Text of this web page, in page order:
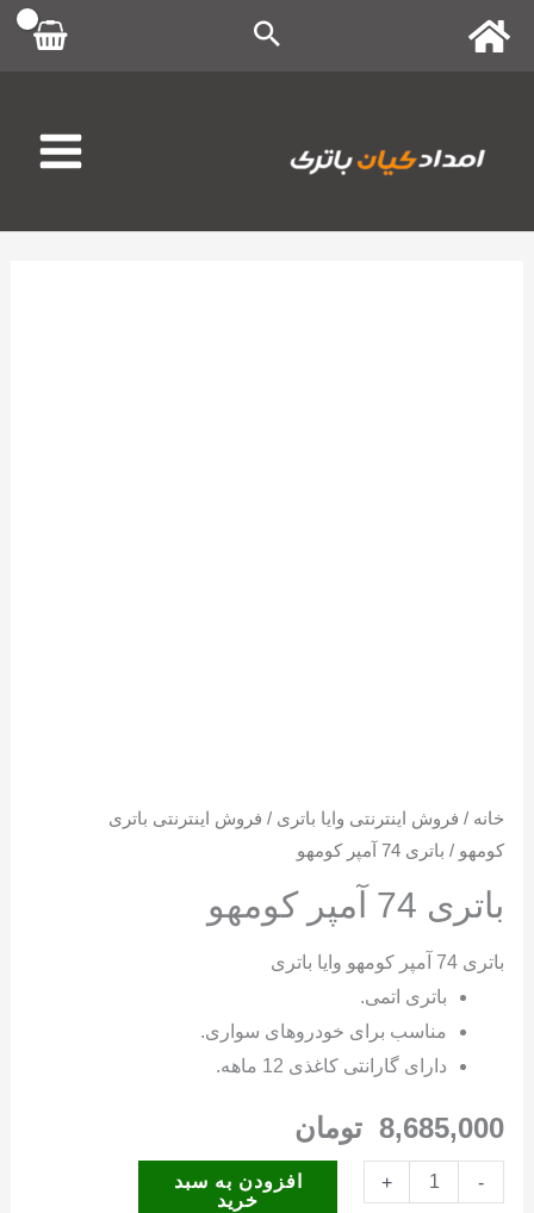
پرش
خانه / فروش اینترنتی وایا باتری / فروش اینترنتی باتری
کومهو / باتری 74 آمپر کومهو
باتری 74 آمپر کومهو
باتری 74 آمپر کومهو وایا باتری
باتری اتمی.
مناسب برای خودروهای سواری.
دارای گارانتی کاغذی 12 ماهه.
8,685,000 تومان
-
+
افزودن به سبد
خرید